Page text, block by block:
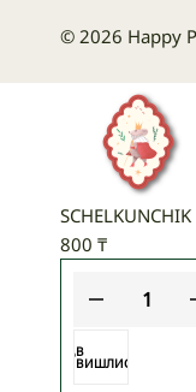
© 2026 Happy
SCHELKUNCHIK
800 ₸
Количество
SCHELKUNCHIK
В
ВИШЛИСТ